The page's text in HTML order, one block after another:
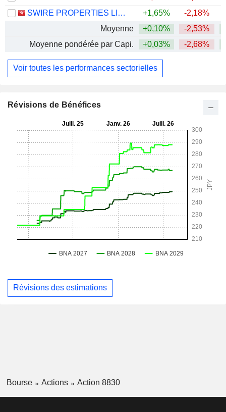
SWIRE PROPERTIES LIMITED
+1,65% -2,18%
Moyenne
+0,10% -2,53%
Moyenne pondérée par Capi.
+0,03% -2,68%
Voir toutes les performances sectorielles
Révisions de Bénéfices
Révisions des estimations
Bourse Actions Action 8830